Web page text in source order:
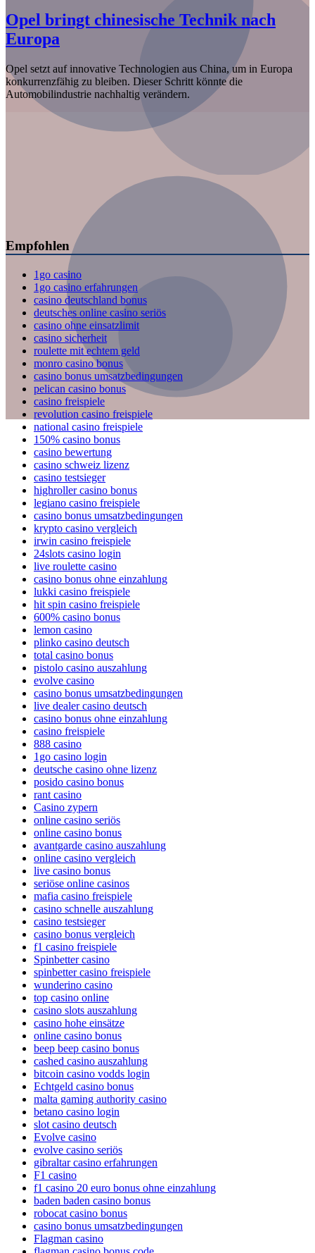
Opel bringt chinesische Technik nach
Europa
Opel setzt auf innovative Technologien aus China, um in Europa
konkurrenzfähig zu bleiben. Dieser Schritt könnte die
Automobilindustrie nachhaltig verändern.
Empfohlen
1go casino
1go casino erfahrungen
casino deutschland bonus
deutsches online casino seriös
casino ohne einsatzlimit
casino sicherheit
roulette mit echtem geld
monro casino bonus
casino bonus umsatzbedingungen
pelican casino bonus
casino freispiele
revolution casino freispiele
national casino freispiele
150% casino bonus
casino bewertung
casino schweiz lizenz
casino testsieger
highroller casino bonus
legiano casino freispiele
casino bonus umsatzbedingungen
krypto casino vergleich
irwin casino freispiele
24slots casino login
live roulette casino
casino bonus ohne einzahlung
lukki casino freispiele
hit spin casino freispiele
600% casino bonus
lemon casino
plinko casino deutsch
total casino bonus
pistolo casino auszahlung
evolve casino
casino bonus umsatzbedingungen
live dealer casino deutsch
casino bonus ohne einzahlung
casino freispiele
888 casino
1go casino login
deutsche casino ohne lizenz
posido casino bonus
rant casino
Casino zypern
online casino seriös
online casino bonus
avantgarde casino auszahlung
online casino vergleich
live casino bonus
seriöse online casinos
mafia casino freispiele
casino schnelle auszahlung
casino testsieger
casino bonus vergleich
f1 casino freispiele
Spinbetter casino
spinbetter casino freispiele
wunderino casino
top casino online
casino slots auszahlung
casino hohe einsätze
online casino bonus
beep beep casino bonus
cashed casino auszahlung
bitcoin casino vodds login
Echtgeld casino bonus
malta gaming authority casino
betano casino login
slot casino deutsch
Evolve casino
evolve casino seriös
gibraltar casino erfahrungen
F1 casino
f1 casino 20 euro bonus ohne einzahlung
baden baden casino bonus
robocat casino bonus
casino bonus umsatzbedingungen
Flagman casino